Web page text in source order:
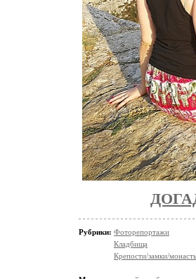
Рубрики: Фоторепортажи
Кладбища
Крепости/замки/